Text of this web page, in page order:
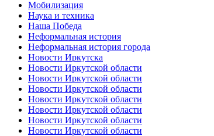
Мобилизация
Наука и техника
Наша Победа
Неформальная история
Неформальная история города
Новости Иркутска
Новости Иркутской области
Новости Иркутской области
Новости Иркутской области
Новости Иркутской области
Новости Иркутской области
Новости Иркутской области
Новости Иркутской области